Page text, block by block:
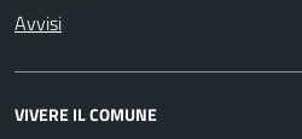
Avvisi
VIVERE IL COMUNE